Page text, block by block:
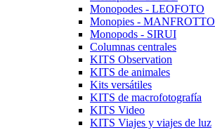
Monopodes - LEOFOTO
Monopies - MANFROTTO
Monopods - SIRUI
Columnas centrales
KITS Observation
KITS de animales
Kits versátiles
KITS de macrofotografía
KITS Video
KITS Viajes y viajes de luz